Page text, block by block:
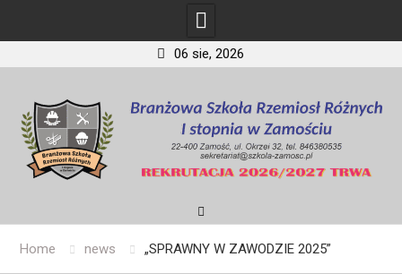
06 sie, 2026
content
Home news „SPRAWNY W ZAWODZIE 2025”